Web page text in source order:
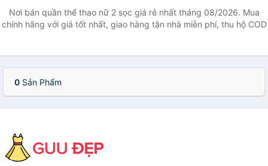
Nơi bán quần thể thao nữ 2 sọc giá rẻ nhất tháng 08/2026. Mua
chính hãng với giá tốt nhất, giao hàng tận nhà miễn phí, thu hộ COD
0 Sản Phẩm